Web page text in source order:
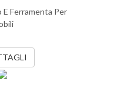
Ferramenta Per